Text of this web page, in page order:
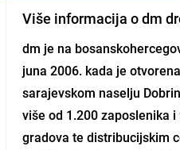
Više informacija o dm
dm je na
juna 2006. kada je
sarajevskom naselju
više od 1.200 zaposlenika
gradova te distribucijskim